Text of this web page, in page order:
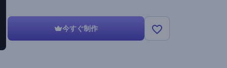
今すぐ制作